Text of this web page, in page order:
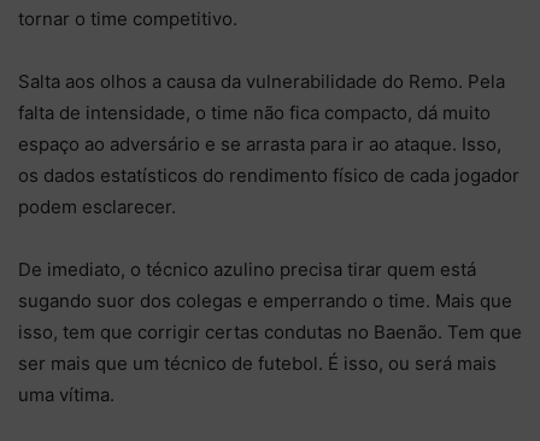
tornar o time competitivo.
Salta aos olhos a causa da vulnerabilidade do Remo. Pela
falta de intensidade, o time não fica compacto, dá muito
espaço ao adversário e se arrasta para ir ao ataque. Isso,
os dados estatísticos do rendimento físico de cada jogador
podem esclarecer.
De imediato, o técnico azulino precisa tirar quem está
sugando suor dos colegas e emperrando o time. Mais que
isso, tem que corrigir certas condutas no Baenão. Tem que
ser mais que um técnico de futebol. É isso, ou será mais
uma vítima.